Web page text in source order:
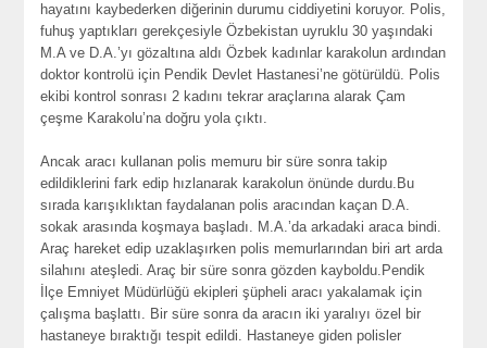
hayatını kaybederken diğerinin durumu ciddiyetini koruyor. Polis,
fuhuş yaptıkları gerekçesiyle Özbekistan uyruklu 30 yaşındaki
M.A ve D.A.’yı gözaltına aldı Özbek kadınlar karakolun ardından
doktor kontrolü için Pendik Devlet Hastanesi’ne götürüldü. Polis
ekibi kontrol sonrası 2 kadını tekrar araçlarına alarak Çam
çeşme Karakolu’na doğru yola çıktı.
Ancak aracı kullanan polis memuru bir süre sonra takip
edildiklerini fark edip hızlanarak karakolun önünde durdu.Bu
sırada karışıklıktan faydalanan polis aracından kaçan D.A.
sokak arasında koşmaya başladı. M.A.’da arkadaki araca bindi.
Araç hareket edip uzaklaşırken polis memurlarından biri art arda
silahını ateşledi. Araç bir süre sonra gözden kayboldu.Pendik
İlçe Emniyet Müdürlüğü ekipleri şüpheli aracı yakalamak için
çalışma başlattı. Bir süre sonra da aracın iki yaralıyı özel bir
hastaneye bıraktığı tespit edildi. Hastaneye giden polisler